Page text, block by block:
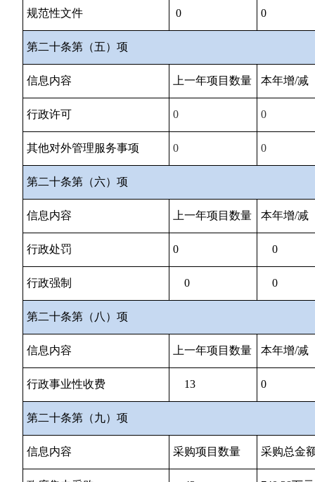
规范性文件 0 0
第二十条第（五）项
信息内容 上一年项目数量 本年增/减
行政许可 0 0
其他对外管理服务事项 0 0
第二十条第（六）项
信息内容 上一年项目数量 本年增/减
行政处罚 0 0
行政强制 0 0
第二十条第（八）项
信息内容 上一年项目数量 本年增/减
行政事业性收费 13 0
第二十条第（九）项
信息内容 采购项目数量 采购总金